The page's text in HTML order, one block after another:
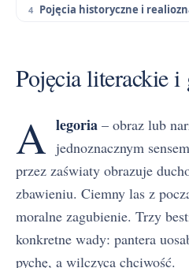
Pojęcia historyczne i
Pojęcia literackie i
A legoria – obraz lub
jednoznacznym
przez zaświaty obrazuje
zbawieniu. Ciemny las z
moralne zagubienie. Trzy
konkretne wady: pantera
pychę, a wilczyca chciwość.